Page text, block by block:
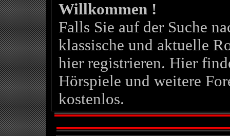
Willkommen !
Falls Sie auf der Suche
klassische und aktuelle
hier registrieren. Hier
Hörspiele und weitere
kostenlos.